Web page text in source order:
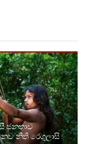
ජනතාව
නීති රෙගුලාසි